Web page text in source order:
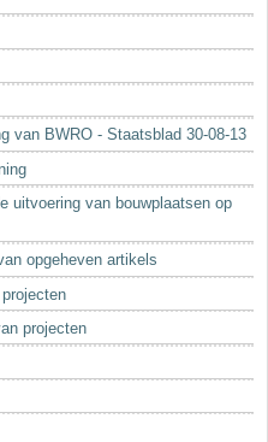
van BWRO - Staatsblad 30-08-13
uitvoering van bouwplaatsen op
opgeheven artikels
projecten